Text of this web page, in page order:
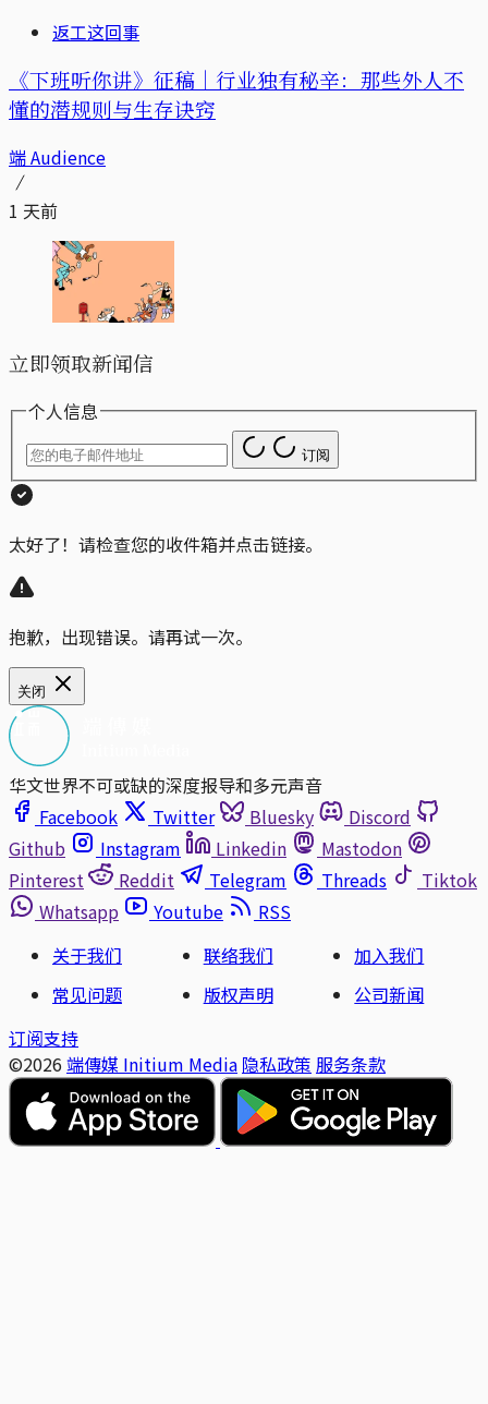
返工这回事
《下班听你讲》征稿｜行业独有秘辛：那些外人不
懂的潜规则与生存诀窍
端 Audience
1 天前
立即领取新闻信
个人信息
订阅
太好了！请检查您的收件箱并点击链接。
抱歉，出现错误。请再试一次。
关闭
华文世界不可或缺的深度报导和多元声音
Facebook
Twitter Bluesky
Discord
Github
Instagram Linkedin
Mastodon
Pinterest
Reddit Telegram Threads
Tiktok
Whatsapp
Youtube
RSS
关于我们
联络我们
加入我们
常见问题
版权声明
公司新闻
订阅支持
©2026 端傳媒 Initium Media 隐私政策 服务条款